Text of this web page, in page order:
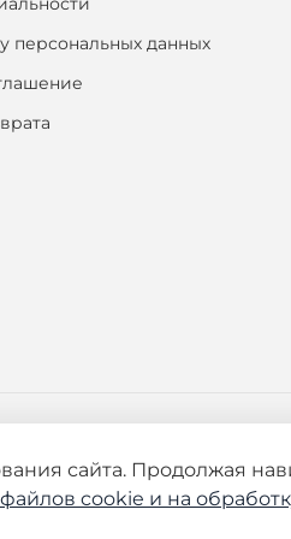
персональных данных
сайта. Продолжая
cookie и на